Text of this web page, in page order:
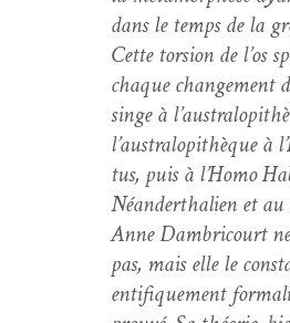
dans le temps de la
Cette tor­sion de l’os
chaque change­ment
singe à
l’australopithèque à
tus, puis à l’Homo
Néan­derthalien et au
Anne Dambri­court
pas, mais elle le
en­tifique­ment